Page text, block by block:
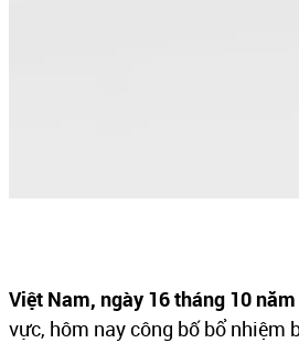
Việt Nam, ngày 16 tháng 10
vực, hôm nay công bố bổ nhiệm